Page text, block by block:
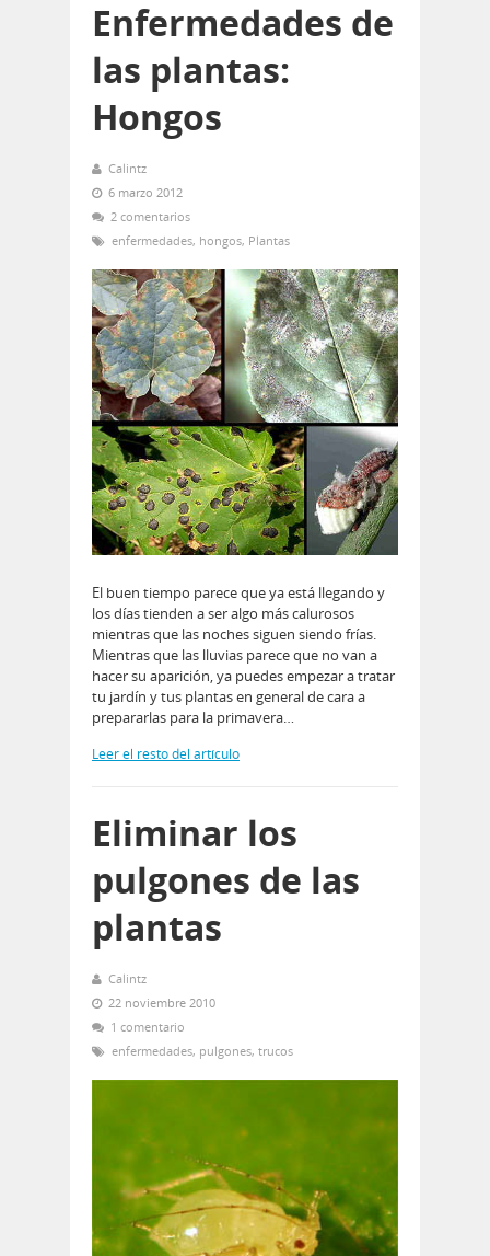
Enfermedades de
las plantas:
Hongos
Calintz
6 marzo 2012
2 comentarios
enfermedades, hongos, Plantas
El buen tiempo parece que ya está llegando y
los días tienden a ser algo más calurosos
mientras que las noches siguen siendo frías.
Mientras que las lluvias parece que no van a
hacer su aparición, ya puedes empezar a tratar
tu jardín y tus plantas en general de cara a
prepararlas para la primavera…
Leer el resto del artículo
Eliminar los
pulgones de las
plantas
Calintz
22 noviembre 2010
1 comentario
enfermedades, pulgones, trucos